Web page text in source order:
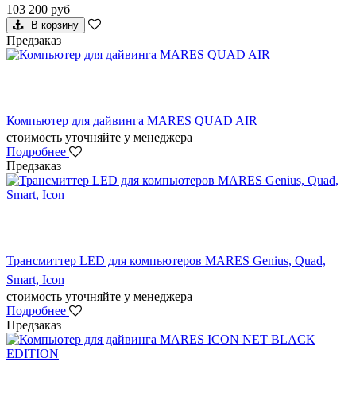
103 200 руб
В корзину
Предзаказ
Компьютер для дайвинга MARES QUAD AIR
стоимость уточняйте у менеджера
Подробнее
Предзаказ
Трансмиттер LED для компьютеров MARES Genius, Quad,
Smart, Icon
стоимость уточняйте у менеджера
Подробнее
Предзаказ